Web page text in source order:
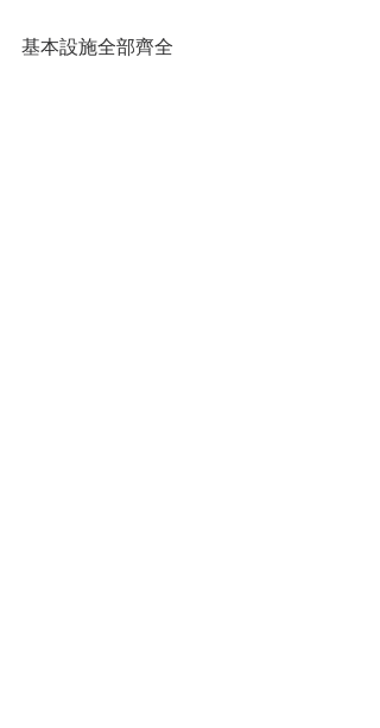
基本設施全部齊全